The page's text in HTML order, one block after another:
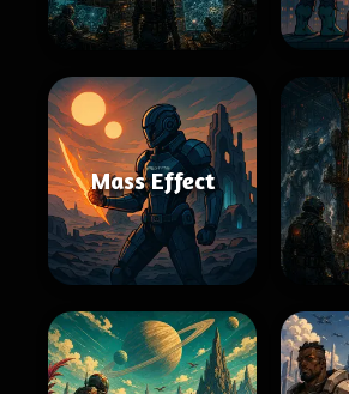
Mass Effect